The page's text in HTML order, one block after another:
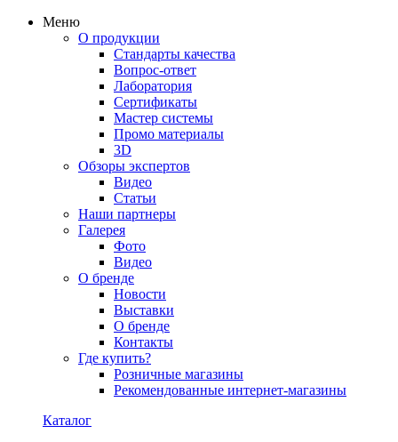
Меню
О продукции
Стандарты качества
Вопрос-ответ
Лаборатория
Сертификаты
Мастер системы
Промо материалы
3D
Обзоры экспертов
Видео
Статьи
Наши партнеры
Галерея
Фото
Видео
О бренде
Новости
Выставки
О бренде
Контакты
Где купить?
Розничные магазины
Рекомендованные интернет-магазины
Каталог